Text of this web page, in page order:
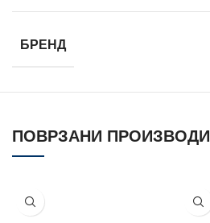
БРЕНД
ПОВРЗАНИ ПРОИЗВОДИ